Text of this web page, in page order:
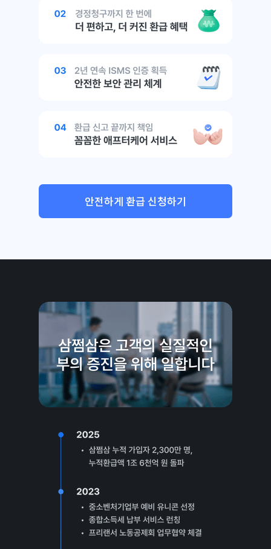
안전하게 환급 신청하기